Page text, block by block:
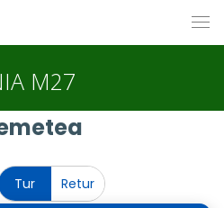
M27
Tur Retur